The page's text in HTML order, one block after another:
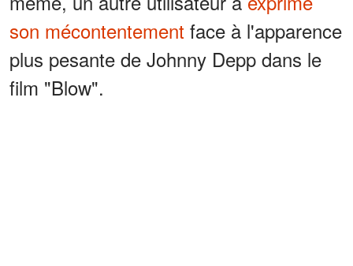
son mécontentement face à l'apparence
plus pesante de Johnny Depp dans le
film "Blow".